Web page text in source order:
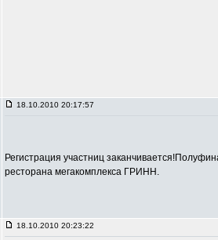
18.10.2010 20:17:57
Регистрация участниц
ресторана мегакомплекса ГРИНН.
18.10.2010 20:23:22